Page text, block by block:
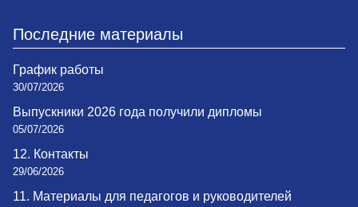
Последние материалы
График работы
30/07/2026
Выпускники 2026 года получили дипломы
05/07/2026
12. Контакты
29/06/2026
11. Материалы для педагогов и руководителей